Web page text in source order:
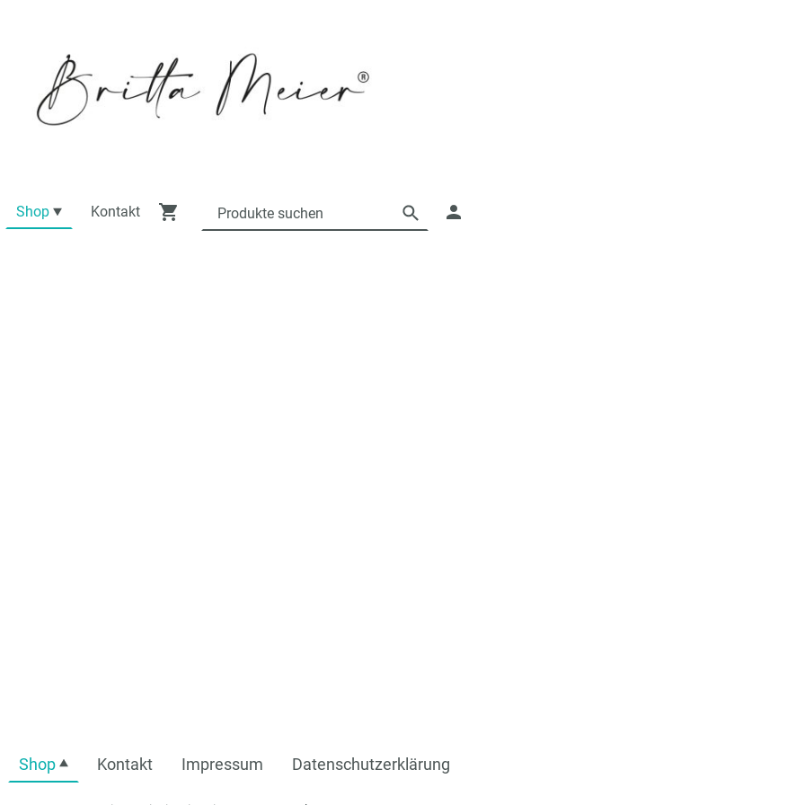
Shop Kontakt
Shop Kontakt Impressum Datenschutzerklärung